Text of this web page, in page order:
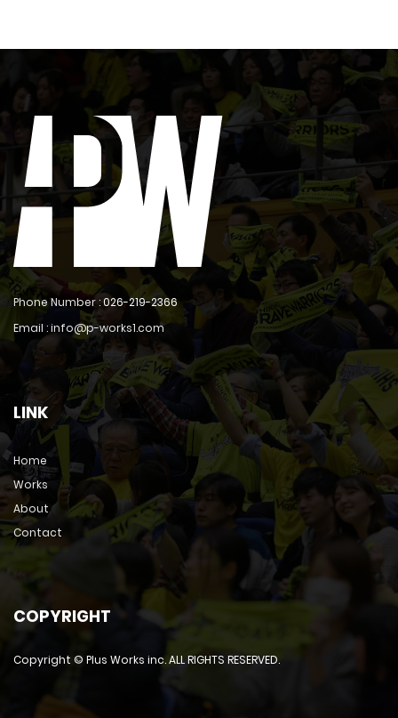
Phone Number :026-219-2366
Email : info@p-works1.com
LINK
Home
Works
About
Contact
COPYRIGHT
Copyright © Plus Works inc. ALL RIGHTS RESERVED.